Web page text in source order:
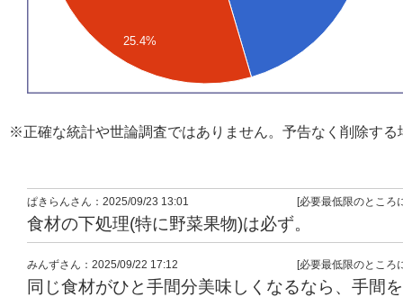
25.4%
※正確な統計や世論調査ではありません。予告なく削除する
ぱきらんさん ：2025/09/23 13:01 [必要最低限のところ
食材の下処理(特に野菜果物)は必ず。
みんずさん ：2025/09/22 17:12 [必要最低限のところ
同じ食材がひと手間分美味しくなるなら、手間